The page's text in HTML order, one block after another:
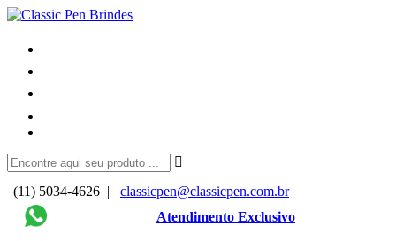
(11) 5034-4626 |
classicpen@classicpen.com.br
Atendimento Exclusivo